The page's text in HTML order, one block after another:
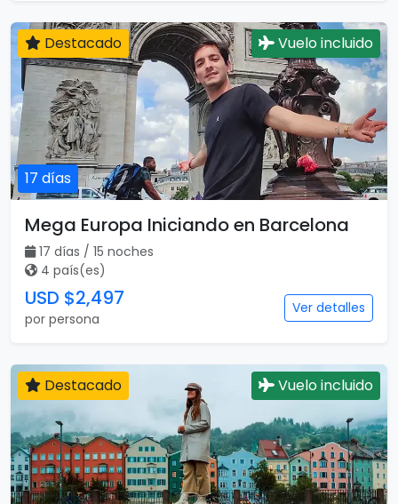
17 días
Destacado Vuelo incluido
Mega Europa Iniciando en Barcelona
17 días / 15 noches
4 país(es)
USD $2,497
por persona
Ver detalles
Destacado Vuelo incluido